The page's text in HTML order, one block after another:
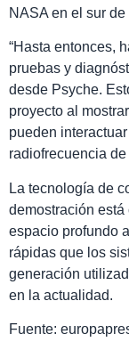
NASA en el sur
“Hasta entonces,
pruebas y
desde Psyche.
proyecto al
pueden
radiofrecuencia
La tecnología de
demostración está
espacio profundo
rápidas que los
generación
en la actualidad.
Fuente: